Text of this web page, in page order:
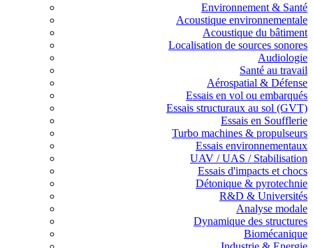
Environnement & Santé
Acoustique environnementale
Acoustique du bâtiment
Localisation de sources sonores
Audiologie
Santé au travail
Aérospatial & Défense
Essais en vol ou embarqués
Essais structuraux au sol (GVT)
Essais en Soufflerie
Turbo machines & propulseurs
Essais environnementaux
UAV / UAS / Stabilisation
Essais d'impacts et chocs
Détonique & pyrotechnie
R&D & Universités
Analyse modale
Dynamique des structures
Biomécanique